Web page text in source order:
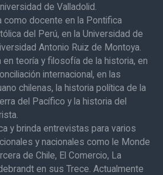
de Valladolid.
como docente en la Pontifica
del Perú, en la Universidad de
Antonio Ruiz de Montoya.
teoría y filosofía de la historia, en
internacional, en las
chilenas, la historia política de la
del Pacífico y la historia del
y brinda entrevistas para varios
y nacionales como le Monde
de Chile, El Comercio, La
en sus Trece. Actualmente